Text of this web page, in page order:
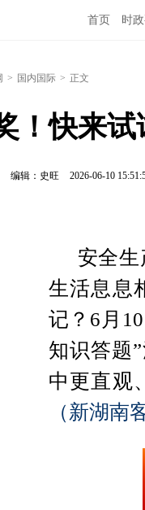
首页 时
> 国内国际 > 正文
！快来
编辑：史旺 2026-06-10
安全
生活息息
记？6月
知识答题
中更直观
（新湖南